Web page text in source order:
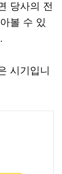
당사의 전
볼 수 있
.
시기입니